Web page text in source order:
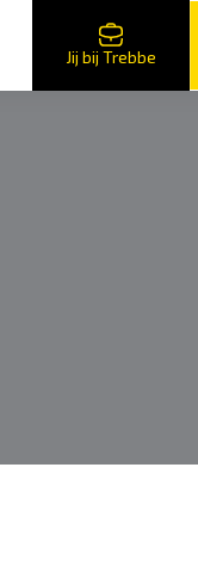
Jij bij Trebbe